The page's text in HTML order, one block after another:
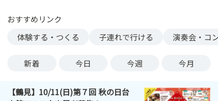
おすすめリンク
体験する・つくる
子連れで行ける 演奏会・コ
新着 今日 今週 今月
【鶴見】10/11(日)第７回 秋の日台